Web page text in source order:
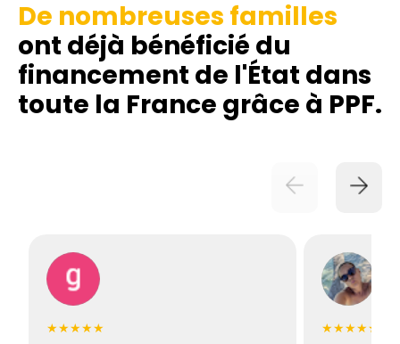
De nombreuses familles
ont déjà bénéficié du
financement de l'État dans
toute la France grâce à PPF.
★★★★★
★★★★★